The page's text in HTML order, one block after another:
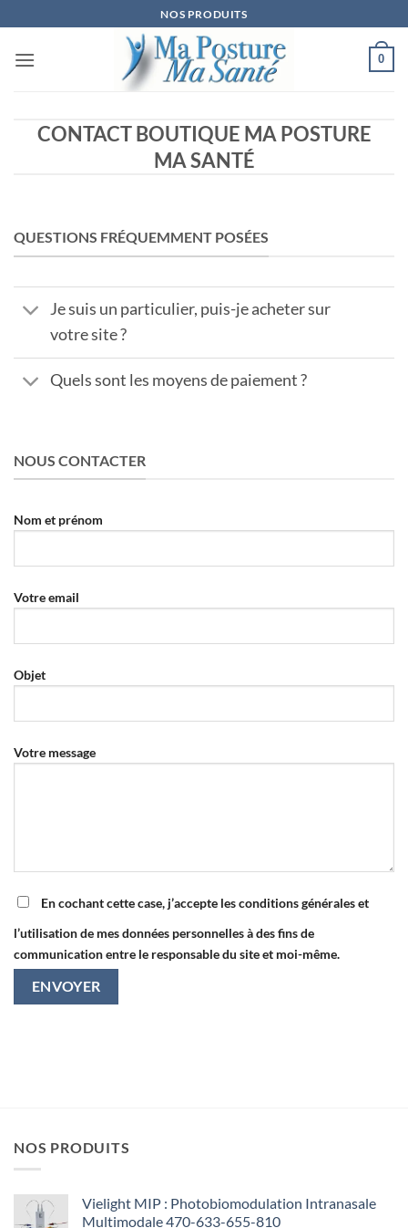
au
contenu
NOS PRODUITS
0
CONTACT BOUTIQUE MA POSTURE
MA SANTÉ
QUESTIONS FRÉQUEMMENT POSÉES
Je suis un particulier, puis-je acheter sur
votre site ?
Quels sont les moyens de paiement ?
NOUS CONTACTER
Nom et prénom
Votre email
Objet
Votre message
En cochant cette case, j’accepte les conditions générales et
l’utilisation de mes données personnelles à des fins de
communication entre le responsable du site et moi-même.
NOS PRODUITS
Vielight MIP : Photobiomodulation Intranasale
Multimodale 470-633-655-810